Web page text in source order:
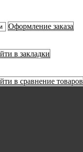
Оформление заказа
в закладки
в сравнение товаров